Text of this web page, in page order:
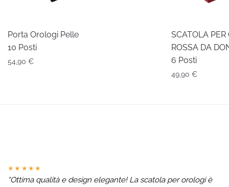
Porta Orologi Pelle
10 Posti
54,90 €
SCATOLA PER
ROSSA DA
6 Posti
49,90 €
★★★★★
“Ottima qualità e design elegante! La scatola per orologi è